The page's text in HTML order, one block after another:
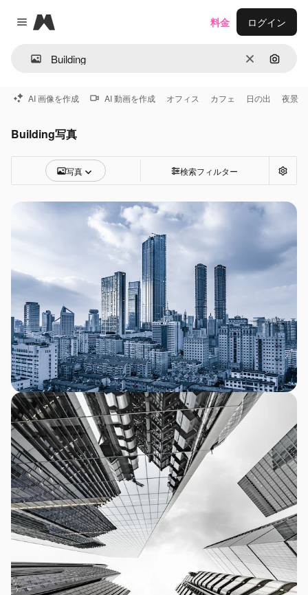
Close menu
Magnific
消去 画像で
料金 ログイン
AI 画像を作成 AI 動画を作成 オフィス カフェ 日の出 夜景
Building写真
写真 検索フィルター